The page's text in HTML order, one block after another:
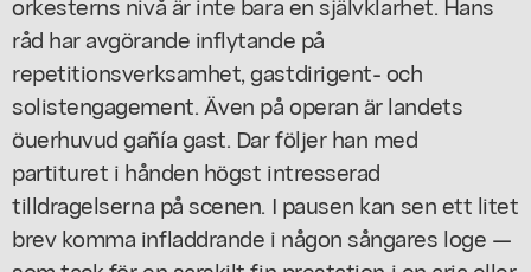
råd har avgörande inflytande på
repetitionsverksamhet, gastdirigent- och
solistengagement. Även på operan är landets
öuerhuvud gañía gast. Dar följer han med
partituret i hånden högst intresserad
tilldragelserna på scenen. I pausen kan sen ett litet
brev komma infladdrande i någon sångares loge —